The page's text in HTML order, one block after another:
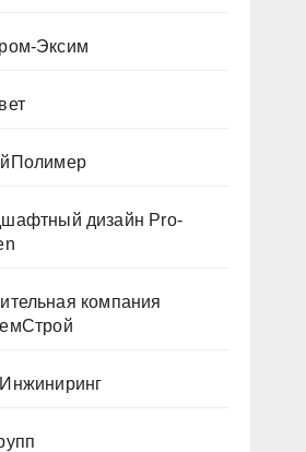
Эксим
дизайн Pro-
компания